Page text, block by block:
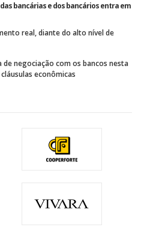
bancárias e dos bancários entra em
real, diante do alto nível de
negociação com os bancos nesta
econômicas